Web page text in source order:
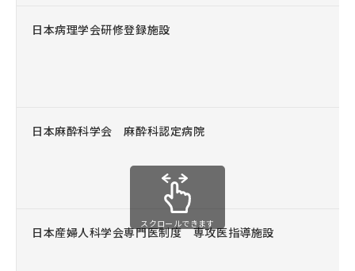
日本病理学会研修登録施設
日本麻酔科学会 麻酔科認定病院
日本産婦人科学会専門医制度 専攻医指導施設
スクロールできます